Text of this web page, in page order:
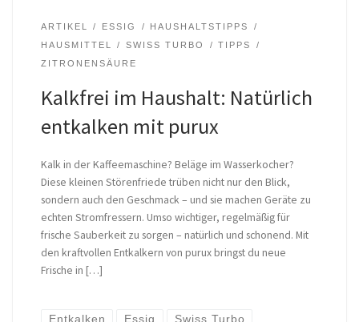
ARTIKEL ESSIG
HAUSHALTSTIPPS
HAUSMITTEL
SWISS TURBO
TIPPS
ZITRONENSÄURE
Kalkfrei im Haushalt: Natürlich
entkalken mit purux
Kalk in der Kaffeemaschine? Beläge im Wasserkocher?
Diese kleinen Störenfriede trüben nicht nur den Blick,
sondern auch den Geschmack – und sie machen Geräte zu
echten Stromfressern. Umso wichtiger, regelmäßig für
frische Sauberkeit zu sorgen – natürlich und schonend. Mit
den kraftvollen Entkalkern von purux bringst du neue
Frische in […]
Entkalken Essig Swiss Turbo